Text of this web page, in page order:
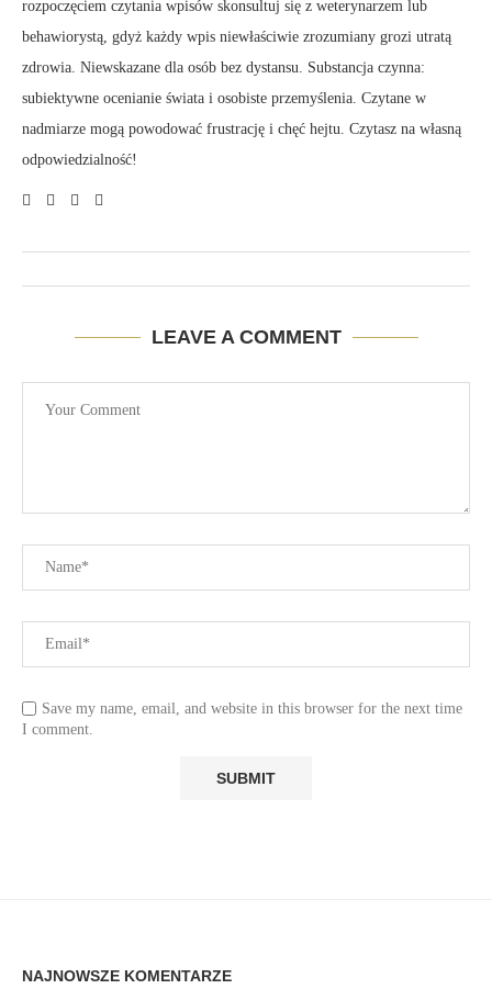
rozpoczęciem czytania wpisów skonsultuj się z weterynarzem lub
behawiorystą, gdyż każdy wpis niewłaściwie zrozumiany grozi utratą
zdrowia. Niewskazane dla osób bez dystansu. Substancja czynna:
subiektywne ocenianie świata i osobiste przemyślenia. Czytane w
nadmiarze mogą powodować frustrację i chęć hejtu. Czytasz na własną
odpowiedzialność!
LEAVE A COMMENT
Save my name, email, and website in this browser for the next time
I comment.
NAJNOWSZE KOMENTARZE